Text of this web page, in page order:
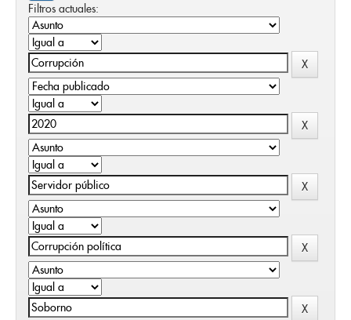
Filtros actuales: